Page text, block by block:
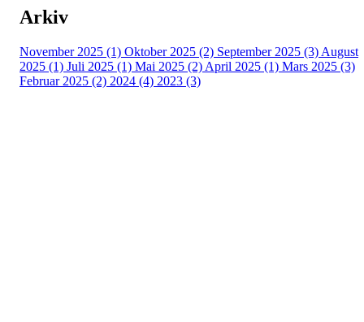
Arkiv
November 2025 (1) Oktober 2025 (2) September 2025 (3) August
2025 (1) Juli 2025 (1) Mai 2025 (2) April 2025 (1) Mars 2025 (3)
Februar 2025 (2) 2024 (4) 2023 (3)